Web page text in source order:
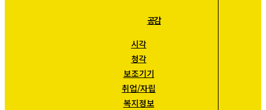
공감
시각
청각
보조기기
취업/자립
복지정보